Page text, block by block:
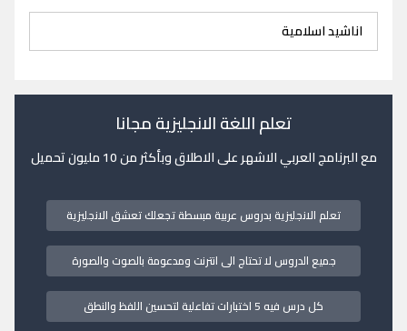
اناشيد اسلامية
تعلم اللغة الانجليزية مجانا
مع البرنامج العربي الاشهر على الاطلاق وبأكثر من 10 مليون تحميل
تعلم الانجليزية بدروس عربية مبسطة تجعلك تعشق الانجليزية
جميع الدروس لا تحتاج الى انترنت ومدعومة بالصوت والصورة
كل درس فيه 5 اختبارات تفاعلية لتحسين اللفظ والنطق